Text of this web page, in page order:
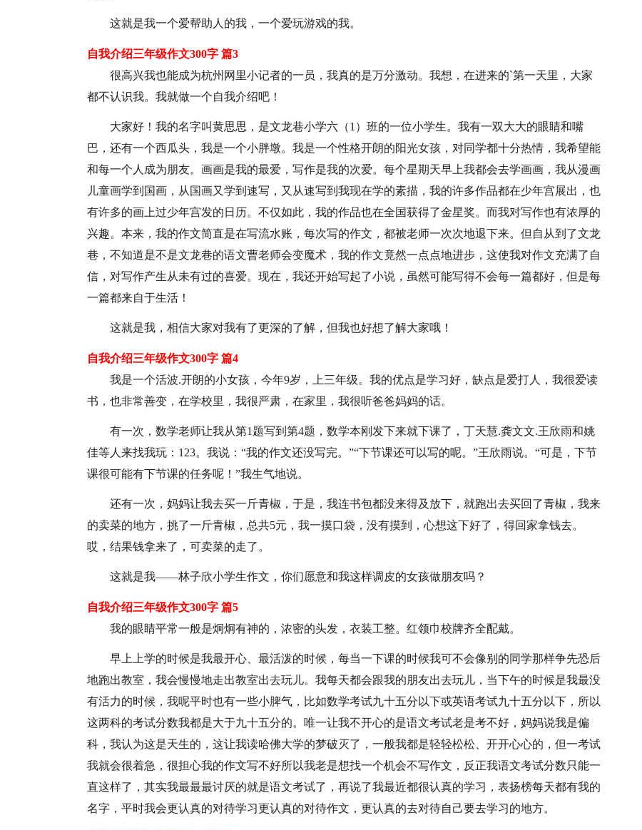
这就是我一个爱帮助人的我，一个爱玩游戏的我。
自我介绍三年级作文300字 篇3
很高兴我也能成为杭州网里小记者的一员，我真的是万分激动。我想，在进来的`第一天里，大家
都不认识我。我就做一个自我介绍吧！
大家好！我的名字叫黄思思，是文龙巷小学六（1）班的一位小学生。我有一双大大的眼睛和嘴
巴，还有一个西瓜头，我是一个小胖墩。我是一个性格开朗的阳光女孩，对同学都十分热情，我希望能
和每一个人成为朋友。画画是我的最爱，写作是我的次爱。每个星期天早上我都会去学画画，我从漫画
儿童画学到国画，从国画又学到速写，又从速写到我现在学的素描，我的许多作品都在少年宫展出，也
有许多的画上过少年宫发的日历。不仅如此，我的作品也在全国获得了金星奖。而我对写作也有浓厚的
兴趣。本来，我的作文简直是在写流水账，每次写的作文，都被老师一次次地退下来。但自从到了文龙
巷，不知道是不是文龙巷的语文曹老师会变魔术，我的作文竟然一点点地进步，这使我对作文充满了自
信，对写作产生从未有过的喜爱。现在，我还开始写起了小说，虽然可能写得不会每一篇都好，但是每
一篇都来自于生活！
这就是我，相信大家对我有了更深的了解，但我也好想了解大家哦！
自我介绍三年级作文300字 篇4
我是一个活波.开朗的小女孩，今年9岁，上三年级。我的优点是学习好，缺点是爱打人，我很爱读
书，也非常善变，在学校里，我很严肃，在家里，我很听爸爸妈妈的话。
有一次，数学老师让我从第1题写到第4题，数学本刚发下来就下课了，丁天慧.龚文文.王欣雨和姚
佳等人来找我玩：123。我说：“我的作文还没写完。”“下节课还可以写的呢。”王欣雨说。“可是，下节
课很可能有下节课的任务呢！”我生气地说。
还有一次，妈妈让我去买一斤青椒，于是，我连书包都没来得及放下，就跑出去买回了青椒，我来
的卖菜的地方，挑了一斤青椒，总共5元，我一摸口袋，没有摸到，心想这下好了，得回家拿钱去。
哎，结果钱拿来了，可卖菜的走了。
这就是我——林子欣小学生作文，你们愿意和我这样调皮的女孩做朋友吗？
自我介绍三年级作文300字 篇5
我的眼睛平常一般是炯炯有神的，浓密的头发，衣装工整。红领巾校牌齐全配戴。
早上上学的时候是我最开心、最活泼的时候，每当一下课的时候我可不会像别的同学那样争先恐后
地跑出教室，我会慢慢地走出教室出去玩儿。我每天都会跟我的朋友出去玩儿，当下午的时候是我最没
有活力的时候，我呢平时也有一些小脾气，比如数学考试九十五分以下或英语考试九十五分以下，所以
这两科的考试分数我都是大于九十五分的。唯一让我不开心的是语文考试老是考不好，妈妈说我是偏
科，我认为这是天生的，这让我读哈佛大学的梦破灭了，一般我都是轻轻松松、开开心心的，但一考试
我就会很着急，很担心我的作文写不好所以我老是想找一个机会不写作文，反正我语文考试分数只能一
直这样了，其实我最最最讨厌的就是语文考试了，再说了我最近都很认真的学习，表扬榜每天都有我的
名字，平时我会更认真的对待学习更认真的对待作文，更认真的去对待自己要去学习的地方。